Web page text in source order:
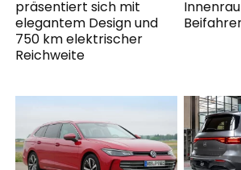
präsentiert sich mit
elegantem Design und
750 km elektrischer
Reichweite